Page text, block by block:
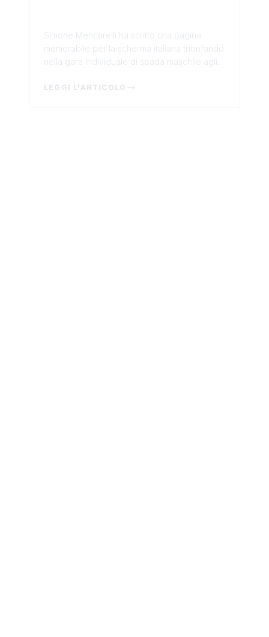
Simone Mencarelli ha scritto una pagina
memorabile per la scherma italiana trionfando
nella gara individuale di spada maschile agli
23enn...
LEGGI L'ARTICOLO